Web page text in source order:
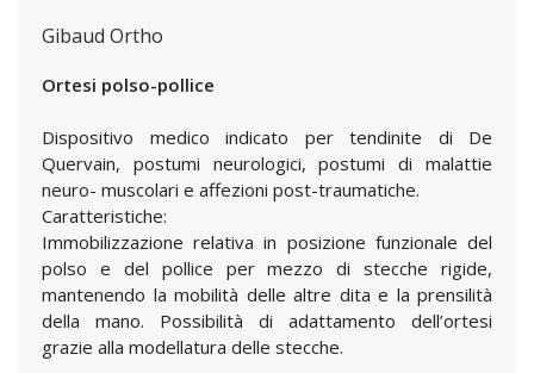
Gibaud Ortho
Ortesi polso-pollice
Dispositivo medico indicato per tendinite di De
Quervain, postumi neurologici, postumi di malattie
neuro- muscolari e affezioni post-traumatiche.
Caratteristiche:
Immobilizzazione relativa in posizione funzionale del
polso e del pollice per mezzo di stecche rigide,
mantenendo la mobilità delle altre dita e la prensilità
della mano. Possibilità di adattamento dell’ortesi
grazie alla modellatura delle stecche.